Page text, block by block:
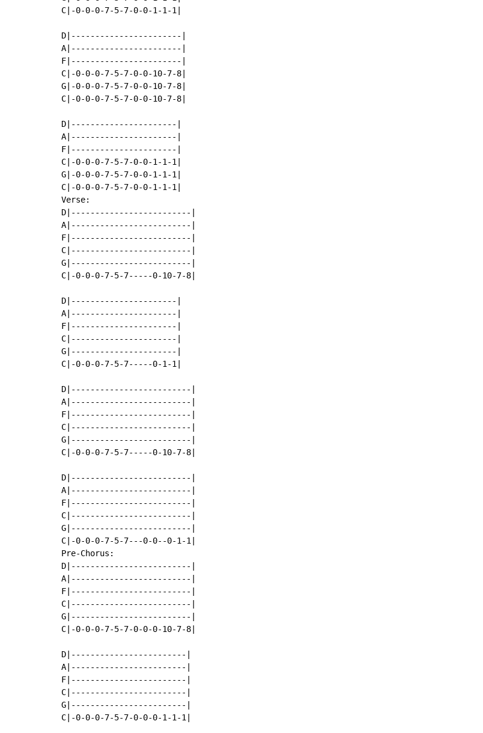
C|-0-0-0-7-5-7-0-0-1-1-1|
D|-----------------------|
A|-----------------------|
F|-----------------------|
C|-0-0-0-7-5-7-0-0-10-7-8|
G|-0-0-0-7-5-7-0-0-10-7-8|
C|-0-0-0-7-5-7-0-0-10-7-8|
D|----------------------|
A|----------------------|
F|----------------------|
C|-0-0-0-7-5-7-0-0-1-1-1|
G|-0-0-0-7-5-7-0-0-1-1-1|
C|-0-0-0-7-5-7-0-0-1-1-1|
Verse:
D|-------------------------|
A|-------------------------|
F|-------------------------|
C|-------------------------|
G|-------------------------|
C|-0-0-0-7-5-7-----0-10-7-8|
D|----------------------|
A|----------------------|
F|----------------------|
C|----------------------|
G|----------------------|
C|-0-0-0-7-5-7-----0-1-1|
D|-------------------------|
A|-------------------------|
F|-------------------------|
C|-------------------------|
G|-------------------------|
C|-0-0-0-7-5-7-----0-10-7-8|
D|-------------------------|
A|-------------------------|
F|-------------------------|
C|-------------------------|
G|-------------------------|
C|-0-0-0-7-5-7---0-0--0-1-1|
Pre-Chorus:
D|-------------------------|
A|-------------------------|
F|-------------------------|
C|-------------------------|
G|-------------------------|
C|-0-0-0-7-5-7-0-0-0-10-7-8|
D|------------------------|
A|------------------------|
F|------------------------|
C|------------------------|
G|------------------------|
C|-0-0-0-7-5-7-0-0-0-1-1-1|